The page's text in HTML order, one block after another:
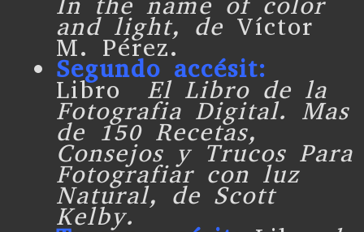
and light, de Víctor
M. Pérez.
Segundo accésit:
Libro El Libro de la
Fotografia Digital. Mas
de 150 Recetas,
Consejos y Trucos Para
Fotografiar con luz
Natural, de Scott
Kelby.